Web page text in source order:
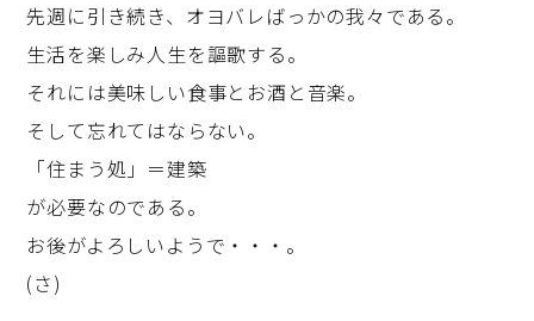
先週に引き続き、オヨバレばっかの我々である。
生活を楽しみ人生を謳歌する。
それには美味しい食事とお酒と音楽。
そして忘れてはならない。
「住まう処」＝建築
が必要なのである。
お後がよろしいようで・・・。
(さ)